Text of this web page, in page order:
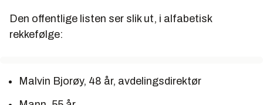
Den offentlige listen ser slik ut, i alfabetisk
rekkefølge:
Malvin Bjorøy, 48 år, avdelingsdirektør